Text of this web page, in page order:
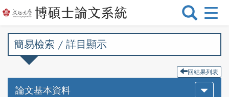
選
切
簡易檢索 / 詳目顯示
回結果列表
論文基本資料